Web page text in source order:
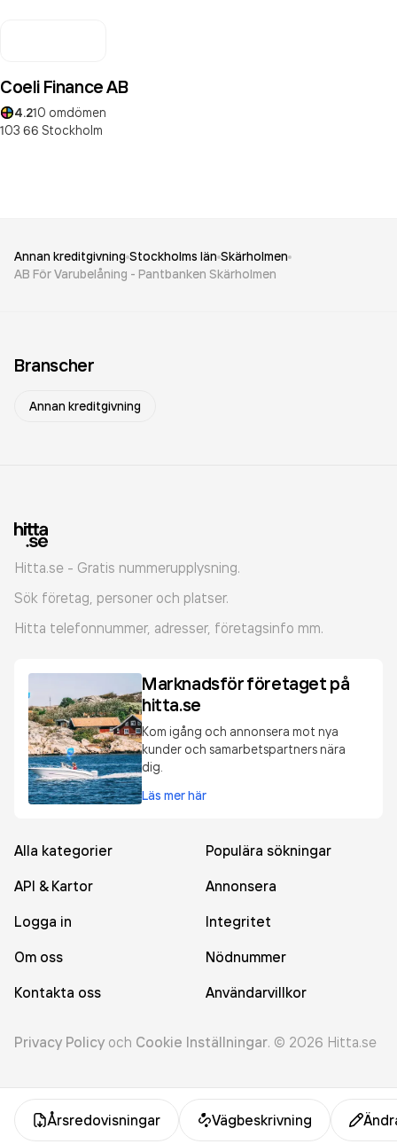
Årsredovisningar Vägbeskrivning
Coeli Finance AB
4.210 omdömen
103 66 Stockholm
Annan kreditgivning Stockholms län Skärholmen
AB För Varubelåning - Pantbanken Skärholmen
Branscher
Annan kreditgivning
Hitta.se - Gratis nummerupplysning.
Sök företag, personer och platser.
Hitta telefonnummer, adresser, företagsinfo mm.
Marknadsför företaget på
hitta.se
Kom igång och annonsera mot nya
kunder och samarbetspartners nära
dig.
Läs mer här
Alla kategorier
Populära sökningar
API & Kartor
Annonsera
Logga in
Integritet
Om oss
Nödnummer
Kontakta oss
Användarvillkor
Privacy Policy och Cookie Inställningar. © 2026 Hitta.se